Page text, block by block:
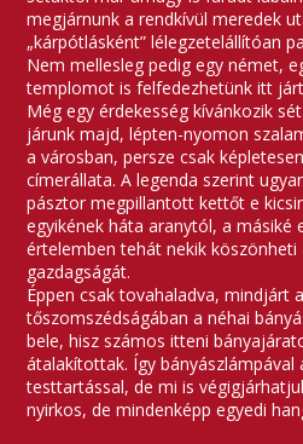
megjárnunk a rendkívül meredek
„kárpótlásként” lélegzetelállítóan
Nem mellesleg pedig egy német,
templomot is felfedezhetünk itt
Még egy érdekesség kívánkozik
járunk majd, lépten-nyomon
a városban, persze csak
címerállata. A legenda szerint
pásztor megpillantott kettőt e
egyikének háta aranytól, a másiké
értelemben tehát nekik köszönheti
gazdagságát.
Éppen csak tovahaladva, mindjárt
tőszomszédságában a néhai
bele, hisz számos itteni
átalakítottak. Így
testtartással, de mi is
nyirkos, de mindenképp egyedi